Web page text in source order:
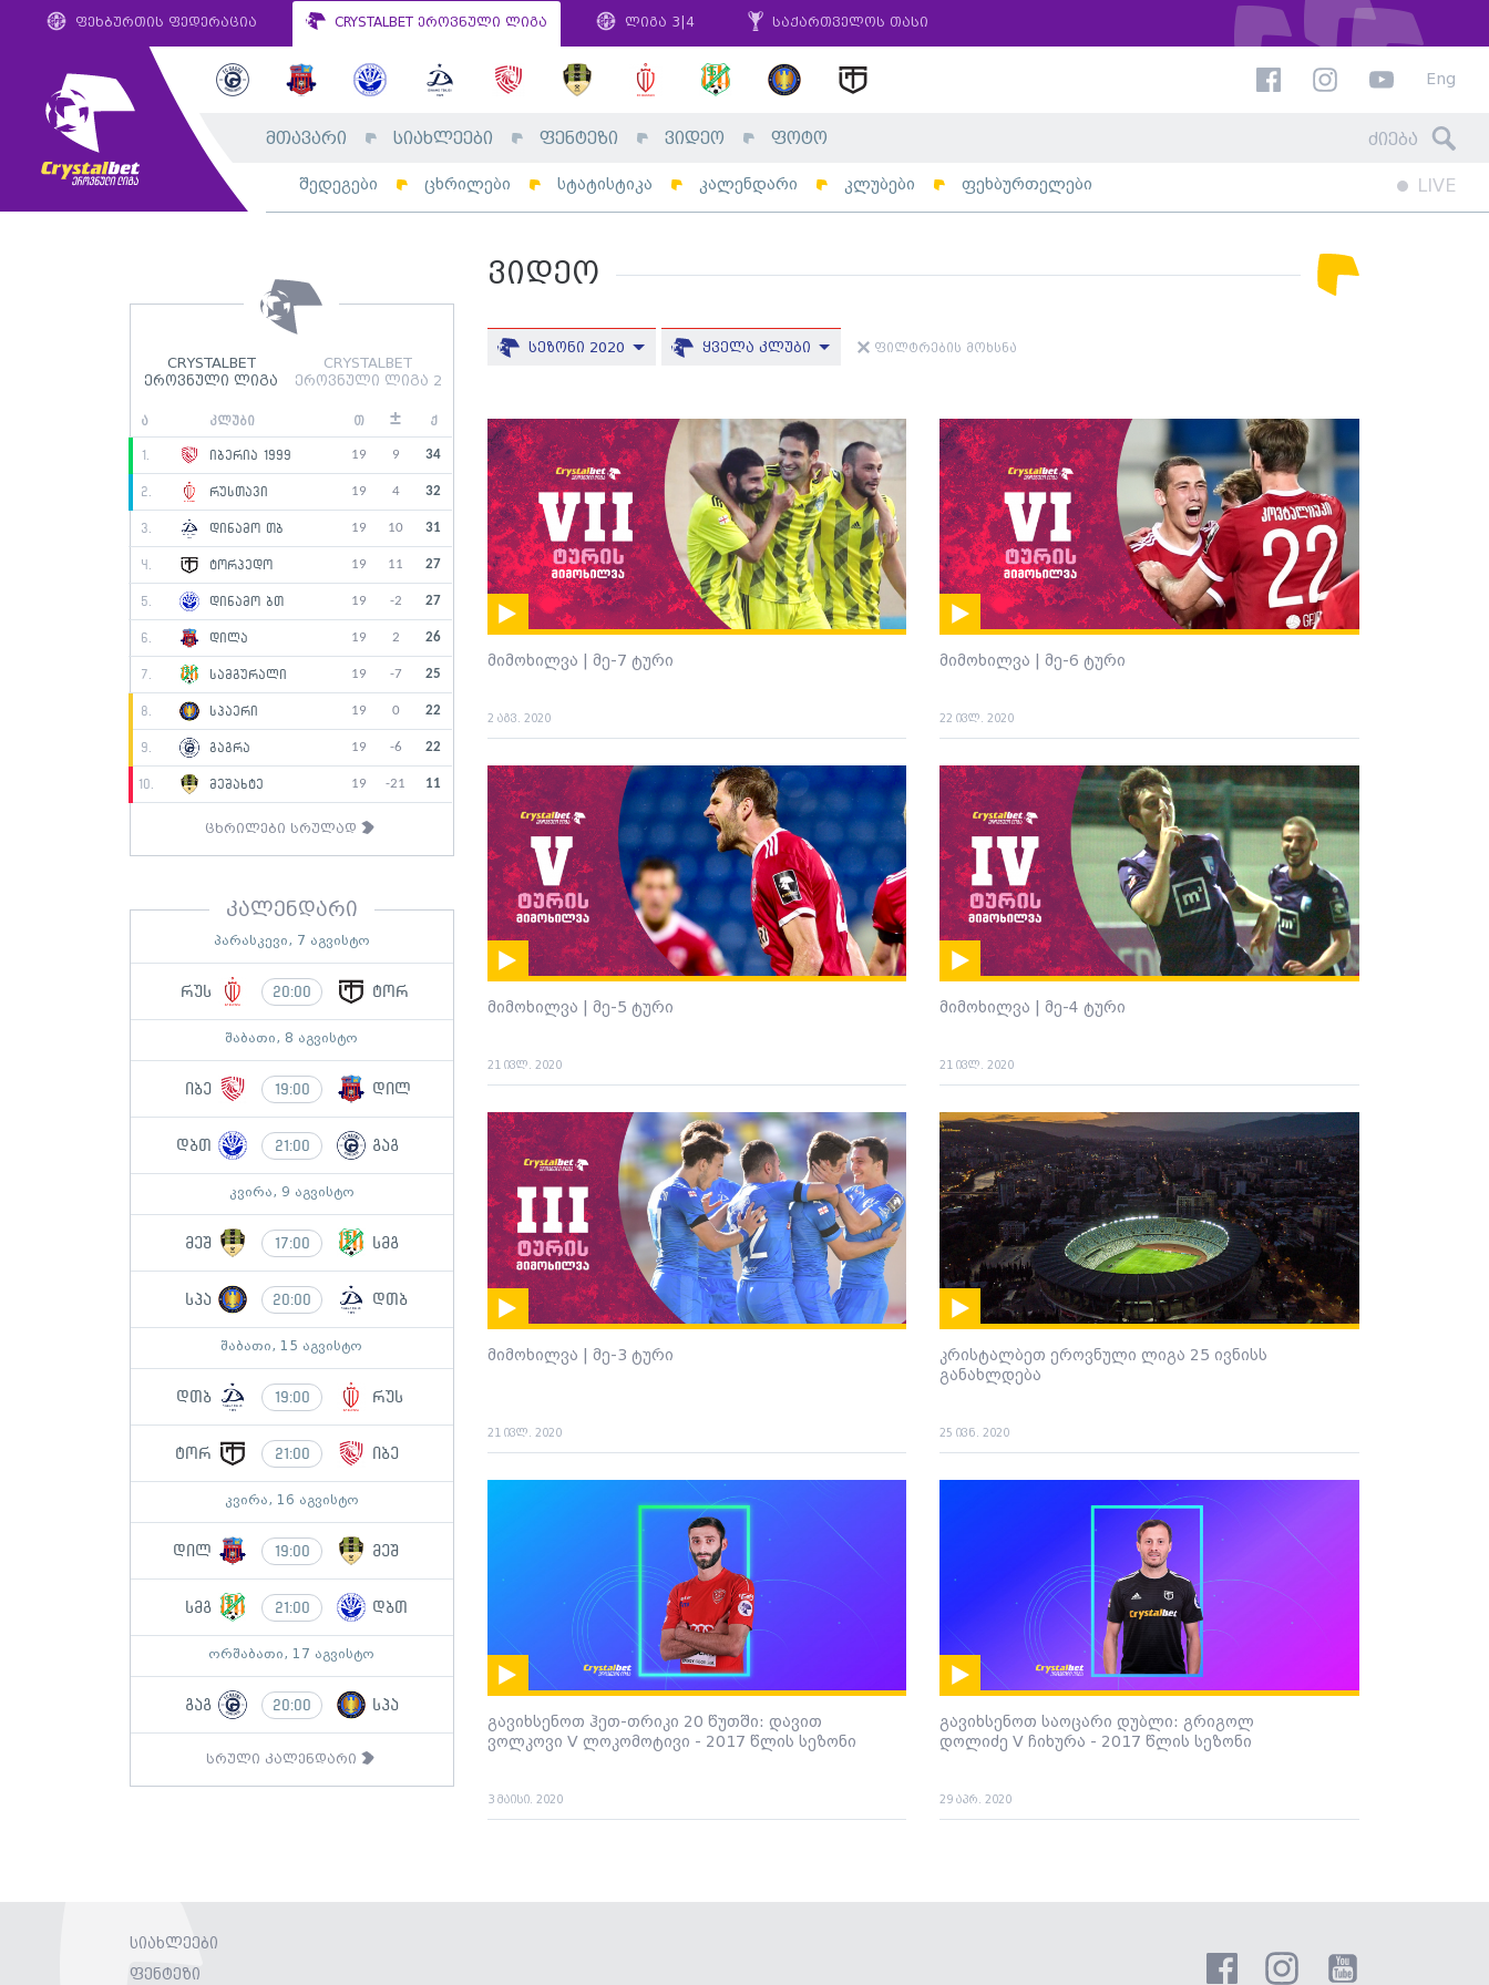
ფეხბურთის ფედერაცია CRYSTALBET ეროვნული ლიგა ლიგა 3|4 საქართველოს თასი
Eng
მთავარი სიახლეები ფენტეზი ვიდეო ფოტო
შედეგები ცხრილები სტატისტიკა კალენდარი კლუბები ფეხბურთელები LIVE
CRYSTALBET
ეროვნული ლიგა
CRYSTALBET
ეროვნული ლიგა 2
ა კლუბი თ ± ქ
1. იბერია 1999 19 9 34
2. რუსთავი 19 4 32
3. დინამო თბ 19 10 31
4. ტორპედო 19 11 27
5. დინამო ბთ 19 -2 27
6. დილა 19 2 26
7. სამგურალი 19 -7 25
8. სპაერი 19 0 22
9. გაგრა 19 -6 22
10. მეშახტე 19 -21 11
ცხრილები სრულად
კალენდარი
პარასკევი, 7 აგვისტო
რუს 20:00 ტორ
შაბათი, 8 აგვისტო
იბე 19:00 დილ
დბთ 21:00 გაგ
კვირა, 9 აგვისტო
მეშ 17:00 სმგ
სპა 20:00 დთბ
შაბათი, 15 აგვისტო
დთბ 19:00 რუს
ტორ 21:00 იბე
კვირა, 16 აგვისტო
დილ 19:00 მეშ
სმგ 21:00 დბთ
ორშაბათი, 17 აგვისტო
გაგ 20:00 სპა
სრული კალენდარი
ვიდეო
სეზონი 2020 ყველა კლუბი ფილტრების მოხსნა
მიმოხილვა | მე-7 ტური
2 აგვ. 2020
მიმოხილვა | მე-6 ტური
22 ივლ. 2020
მიმოხილვა | მე-5 ტური
21 ივლ. 2020
მიმოხილვა | მე-4 ტური
21 ივლ. 2020
მიმოხილვა | მე-3 ტური
21 ივლ. 2020
კრისტალბეთ ეროვნული ლიგა 25 ივნისს
განახლდება
25 ივნ. 2020
გავიხსენოთ ჰეთ-თრიკი 20 წუთში: დავით
ვოლკოვი V ლოკომოტივი - 2017 წლის სეზონი
3 მაისი. 2020
გავიხსენოთ საოცარი დუბლი: გრიგოლ
დოლიძე V ჩიხურა - 2017 წლის სეზონი
29 აპრ. 2020
სიახლეები
ფენტეზი